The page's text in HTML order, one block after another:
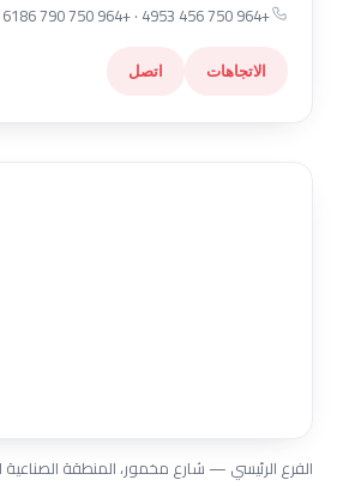
+964 750 456 4953 · +964 750 790 6186
الاتجاهات اتصل
الفرع الرئيسي — شارع مخمور، المنطقة الصناعية